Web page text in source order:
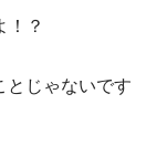
！？
とじゃないです